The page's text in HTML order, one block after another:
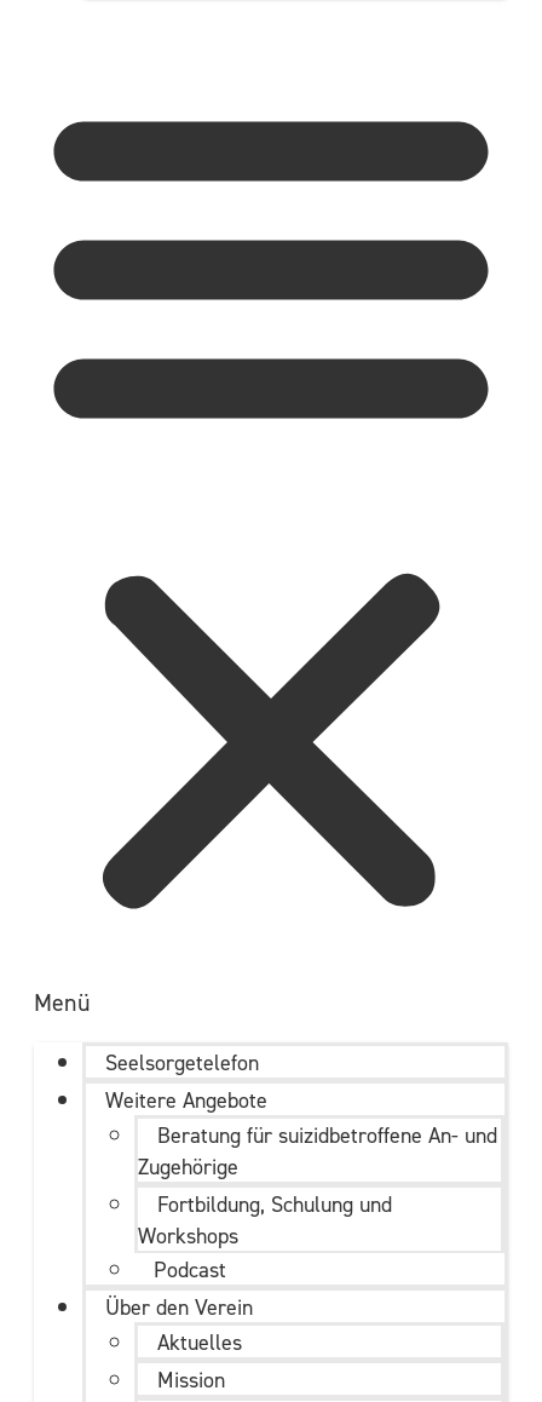
Menü
Seelsorgetelefon
Weitere Angebote
Beratung für suizidbetroffene An- und
Zugehörige
Fortbildung, Schulung und
Workshops
Podcast
Über den Verein
Aktuelles
Mission